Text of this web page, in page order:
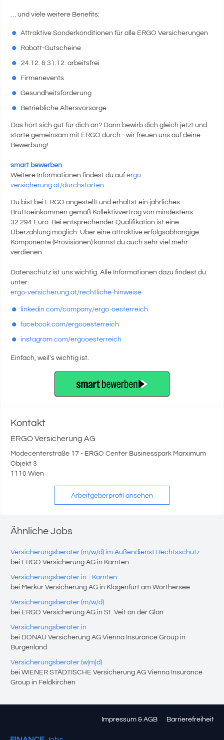
… und viele weitere Benefits:
Attraktive Sonderkonditionen für alle ERGO Versicherungen
Rabatt-Gutscheine
24.12. & 31.12. arbeitsfrei
Firmenevents
Gesundheitsförderung
Betriebliche Altersvorsorge
Das hört sich gut für dich an? Dann bewirb dich gleich jetzt und
starte gemeinsam mit ERGO durch - wir freuen uns auf deine
Bewerbung!
smart bewerben
Weitere Informationen findest du auf ergo-
versicherung.at/durchstarten
Du bist bei ERGO angestellt und erhältst ein jährliches
Bruttoeinkommen gemäß Kollektivvertrag von mindestens
32.294 Euro. Bei entsprechender Qualifikation ist eine
Überzahlung möglich. Über eine attraktive erfolgsabhängige
Komponente (Provisionen) kannst du auch sehr viel mehr
verdienen.
Datenschutz ist uns wichtig. Alle Informationen dazu findest du
unter:
ergo-versicherung.at/rechtliche-hinweise
linkedin.com/company/ergo-oesterreich
facebook.com/ergooesterreich
instagram.com/ergooesterreich
Einfach, weil's wichtig ist.
Kontakt
ERGO Versicherung AG
Modecenterstraße 17 - ERGO Center Businesspark Marximum
Objekt 3
1110 Wien
Arbeitgeberprofil ansehen
Ähnliche Jobs
Versicherungsberater (m/w/d) im Außendienst Rechtsschutz
bei ERGO Versicherung AG in Kärnten
Versicherungsberater:in - Kärnten
bei Merkur Versicherung AG in Klagenfurt am Wörthersee
Versicherungsberater (m/w/d)
bei ERGO Versicherung AG in St. Veit an der Glan
Versicherungsberater:in
bei DONAU Versicherung AG Vienna Insurance Group in
Burgenland
Versicherungsberater (w|m|d)
bei WIENER STÄDTISCHE Versicherung AG Vienna Insurance
Group in Feldkirchen
Impressum & AGB Barrierefreiheit